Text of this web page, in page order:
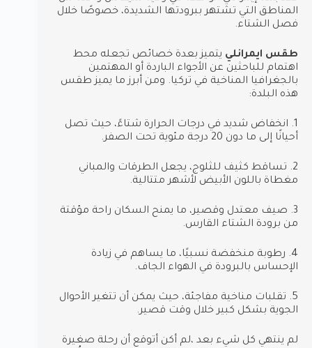
المناطق التي تشتهر ببرودتها الشديدة، خصوصًا خلال
فصل الشتاء.
طقس ايمرانلي يتميز بعدة خصائص تجعله محط
اهتمام للباحثين عن الأجواء الباردة أو المهتمين
بالجغرافيا المناخية في تركيا. ومن أبرز ما يميز طقس
هذه البلدة:
1. انخفاض شديد في درجات الحرارة شتاءً، حيث تصل
أحيانًا إلى ما دون 20 درجة مئوية تحت الصفر.
2. تساقط كثيف للثلوج، يجعل الطرقات والمباني
مغطاة باللون الأبيض لأشهر متتالية.
3. صيف معتدل وقصير، ما يمنح السكان راحة مؤقتة
من برودة الشتاء القارس.
4. رطوبة منخفضة نسبيًا، ما يساهم في زيادة
الإحساس بالبرودة في الهواء الجاف.
5. تقلبات مناخية مفاجئة، حيث يمكن أن تتغير الأحوال
الجوية بشكل كبير خلال وقت قصير.
لم ينتهي كل شيء بعد ،لم أكن أتوقع أن رحلة صغيرة